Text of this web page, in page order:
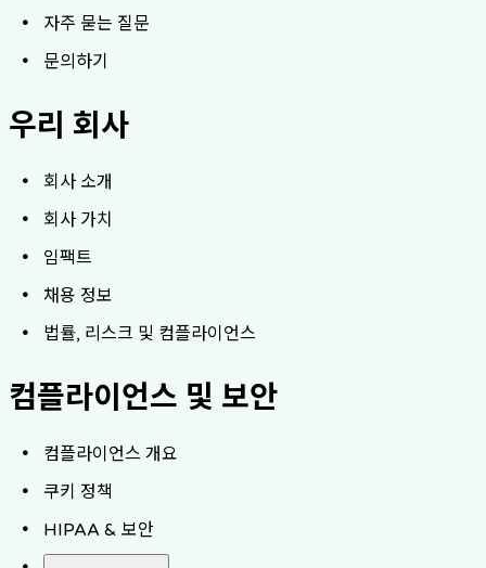
자주 묻는 질문
문의하기
우리 회사
회사 소개
회사 가치
임팩트
채용 정보
법률, 리스크 및 컴플라이언스
컴플라이언스 및 보안
컴플라이언스 개요
쿠키 정책
HIPAA & 보안